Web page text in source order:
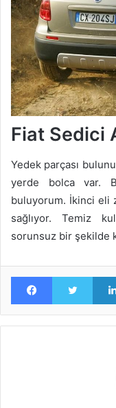
Fiat Sedici
Yedek parçası
yerde bolca var.
buluyorum. İkinci eli
sağlıyor. Temiz
sorunsuz bir şekilde
Facebook